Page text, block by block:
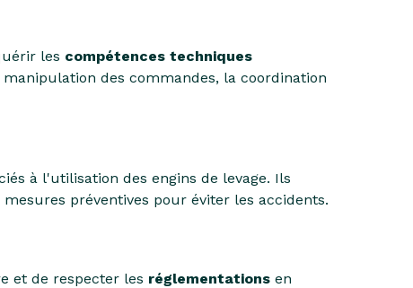
les compétences techniques
des commandes, la coordination
à l'utilisation des engins de levage. Ils
préventives pour éviter les accidents.
et de respecter les réglementations en